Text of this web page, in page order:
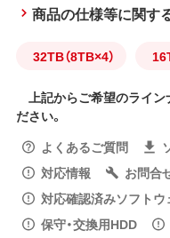
商品の仕様等に関す
32TB（8TB×4）
上記からご希望のライ
ださい。
よくあるご質問
対応情報
お問合
対応確認済みソフトウ
保守・交換用HDD